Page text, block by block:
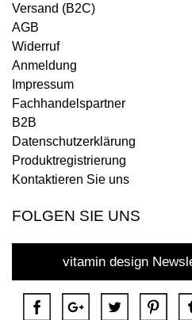
Versand (B2C)
AGB
Widerruf
Anmeldung
Impressum
Fachhandelspartner
B2B
Datenschutzerklärung
Produktregistrierung
Kontaktieren Sie uns
FOLGEN SIE UNS
vitamin design